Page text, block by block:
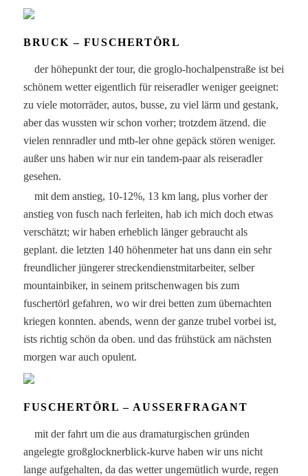
BRUCK – FUSCHERTÖRL
der höhepunkt der tour, die groglo-hochalpenstraße ist bei
schönem wetter eigentlich für reiseradler weniger geeignet:
zu viele motorräder, autos, busse, zu viel lärm und gestank,
aber das wussten wir schon vorher; trotzdem ätzend. die
vielen rennradler und mtb-ler ohne gepäck stören weniger.
außer uns haben wir nur ein tandem-paar als reiseradler
gesehen.
mit dem anstieg, 10-12%, 13 km lang, plus vorher der
anstieg von fusch nach ferleiten, hab ich mich doch etwas
verschätzt; wir haben erheblich länger gebraucht als
geplant. die letzten 140 höhenmeter hat uns dann ein sehr
freundlicher jüngerer streckendienstmitarbeiter, selber
mountainbiker, in seinem pritschenwagen bis zum
fuschertörl gefahren, wo wir drei betten zum übernachten
kriegen konnten. abends, wenn der ganze trubel vorbei ist,
ists richtig schön da oben. und das frühstück am nächsten
morgen war auch opulent.
FUSCHERTÖRL – AUSSERFRAGANT
mit der fahrt um die aus dramaturgischen gründen
angelegte großglocknerblick-kurve haben wir uns nicht
lange aufgehalten, da das wetter ungemütlich wurde, regen